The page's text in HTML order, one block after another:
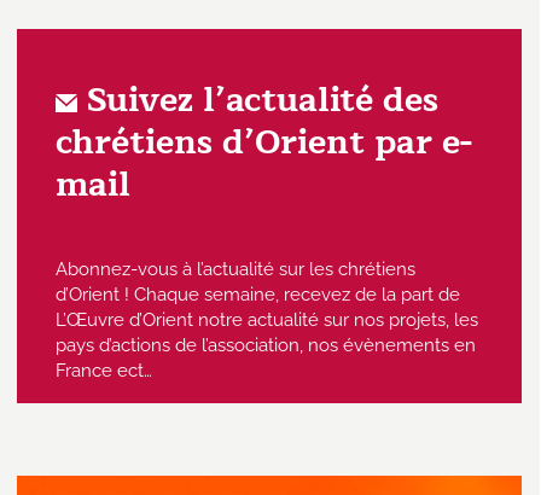
Suivez l’actualité des
chrétiens d’Orient par e-
mail
Abonnez-vous à l’actualité sur les chrétiens
d’Orient ! Chaque semaine, recevez de la part de
L’Œuvre d’Orient notre actualité sur nos projets, les
pays d’actions de l’association, nos évènements en
France ect…